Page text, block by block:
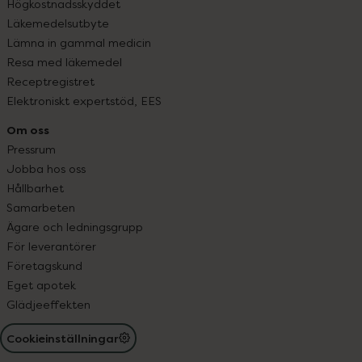
Högkostnadsskyddet
Läkemedelsutbyte
Lämna in gammal medicin
Resa med läkemedel
Receptregistret
Elektroniskt expertstöd, EES
Om oss
Pressrum
Jobba hos oss
Hållbarhet
Samarbeten
Ägare och ledningsgrupp
För leverantörer
Företagskund
Eget apotek
Glädjeeffekten
Cookieinställningar